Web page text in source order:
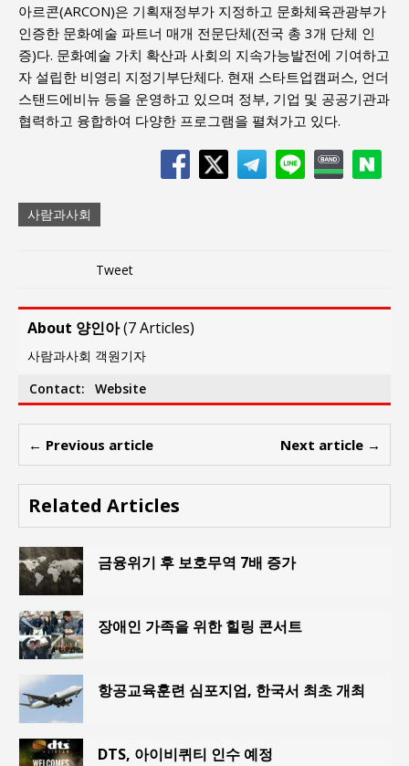
아르콘(ARCON)은 기획재정부가 지정하고 문화체육관광부가
인증한 문화예술 파트너 매개 전문단체(전국 총 3개 단체 인
증)다. 문화예술 가치 확산과 사회의 지속가능발전에 기여하고
자 설립한 비영리 지정기부단체다. 현재 스타트업캠퍼스, 언더
스탠드에비뉴 등을 운영하고 있으며 정부, 기업 및 공공기관과
협력하고 융합하여 다양한 프로그램을 펼쳐가고 있다.
사람과사회
Tweet
About 양인아(7 Articles)
사람과사회 객원기자
Contact:
Website
← Previous article Next article →
Related Articles
금융위기 후 보호무역 7배 증가
장애인 가족을 위한 힐링 콘서트
항공교육훈련 심포지엄, 한국서 최초 개최
DTS, 아이비퀴티 인수 예정